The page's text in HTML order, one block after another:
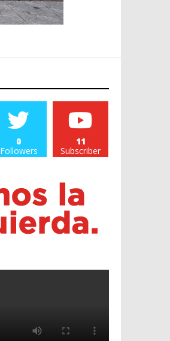
0
Followers
11
Subscriber